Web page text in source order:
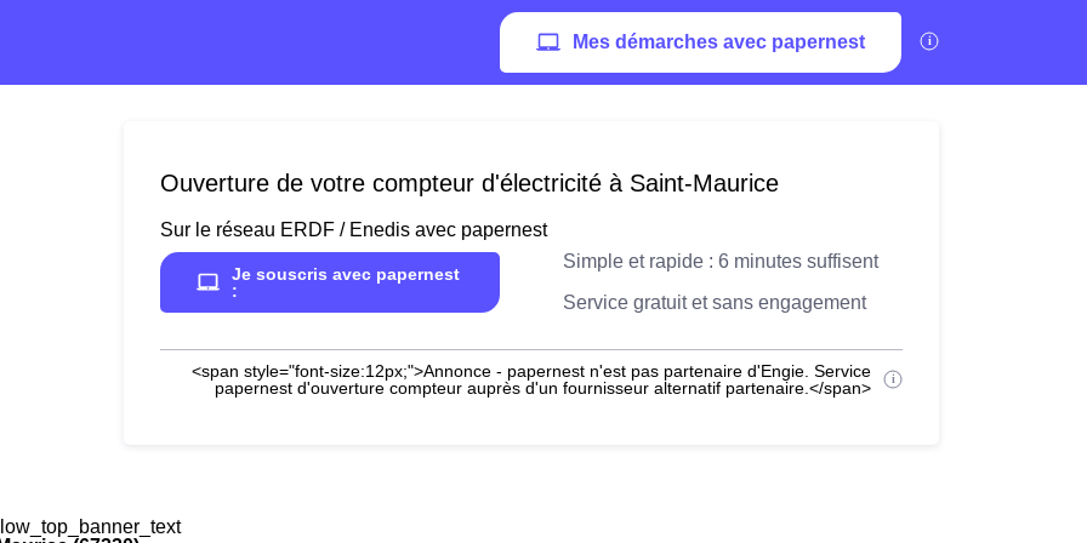
Mes démarches avec papernest
Ouverture de votre compteur d'électricité à Saint-Maurice
Sur le réseau ERDF / Enedis avec papernest
Je souscris avec papernest
:
Simple et rapide : 6 minutes suffisent
Service gratuit et sans engagement
<span style="font-size:12px;">Annonce - papernest n'est pas partenaire d'Engie. Service
papernest d'ouverture compteur auprès d'un fournisseur alternatif partenaire.</span>